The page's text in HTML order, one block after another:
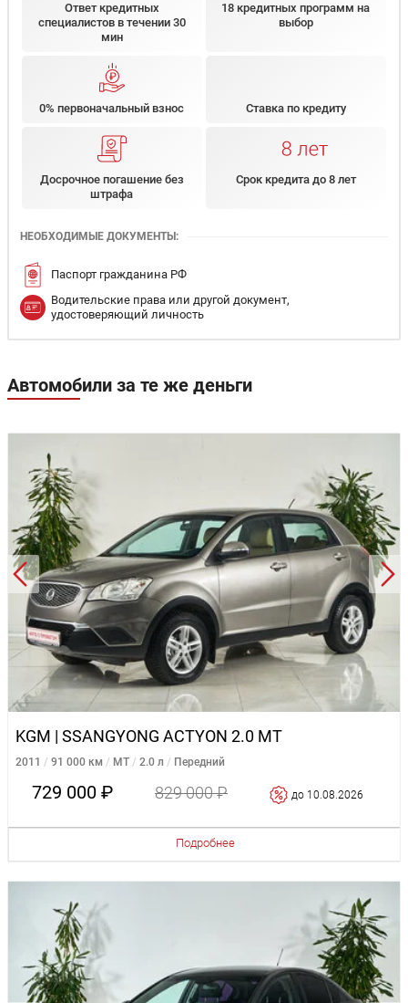
Ответ кредитных
специалистов в течении 30
мин
18 кредитных программ на
выбор
0% первоначальный взнос Ставка по кредиту
Досрочное погашение без
штрафа
Срок кредита до 8 лет
НЕОБХОДИМЫЕ ДОКУМЕНТЫ:
Паспорт гражданина РФ
Водительские права или другой документ,
удостоверяющий личность
Автомобили за те же деньги
KGM | SSANGYONG ACTYON 2.0 MT
2011 91 000 км MT 2.0 л Передний
729 000 ₽ 829 000 ₽ до 10.08.2026
Подробнее